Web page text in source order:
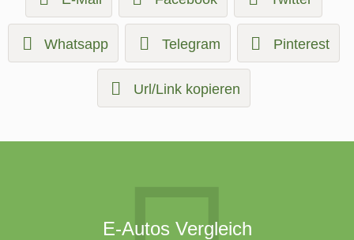
Whatsapp Telegram Pinterest
Url/Link kopieren
E-Autos Vergleich